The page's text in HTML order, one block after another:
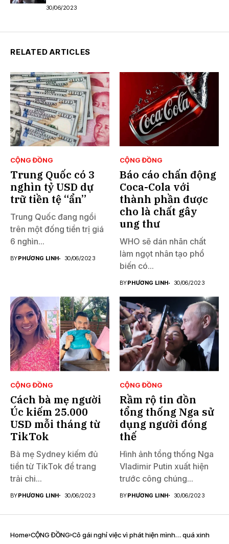
30/06/2023
RELATED ARTICLES
CỘNG ĐỒNG
Trung Quốc có 3
nghìn tỷ USD dự
trữ tiền tệ “ẩn”
Trung Quốc đang ngồi
trên một đống tiền trị giá
6 nghìn...
BYPHƯƠNG LINH 30/06/2023
CỘNG ĐỒNG
Báo cáo chấn động
Coca-Cola với
thành phần được
cho là chất gây
ung thư
WHO sẽ dán nhãn chất
làm ngọt nhân tạo phổ
biến có...
BYPHƯƠNG LINH 30/06/2023
CỘNG ĐỒNG
Cách bà mẹ người
Úc kiếm 25.000
USD mỗi tháng từ
TikTok
Bà mẹ Sydney kiếm đủ
tiền từ TikTok để trang
trải chi...
BYPHƯƠNG LINH 30/06/2023
CỘNG ĐỒNG
Rầm rộ tin đồn
tổng thống Nga sử
dụng người đóng
thế
Hình ảnh tổng thống Nga
Vladimir Putin xuất hiện
trước công chúng...
BYPHƯƠNG LINH 30/06/2023
Home CỘNG ĐỒNG Cô gái nghỉ việc vì phát hiện mình… quá xinh